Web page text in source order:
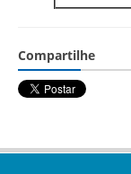
Compartilhe